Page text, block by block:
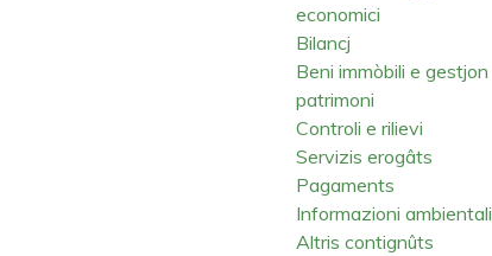
economici
Bilancj
Beni immòbili e gestjon
patrimoni
Controli e rilievi
Servizis erogâts
Pagaments
Informazioni ambientali
Altris contignûts